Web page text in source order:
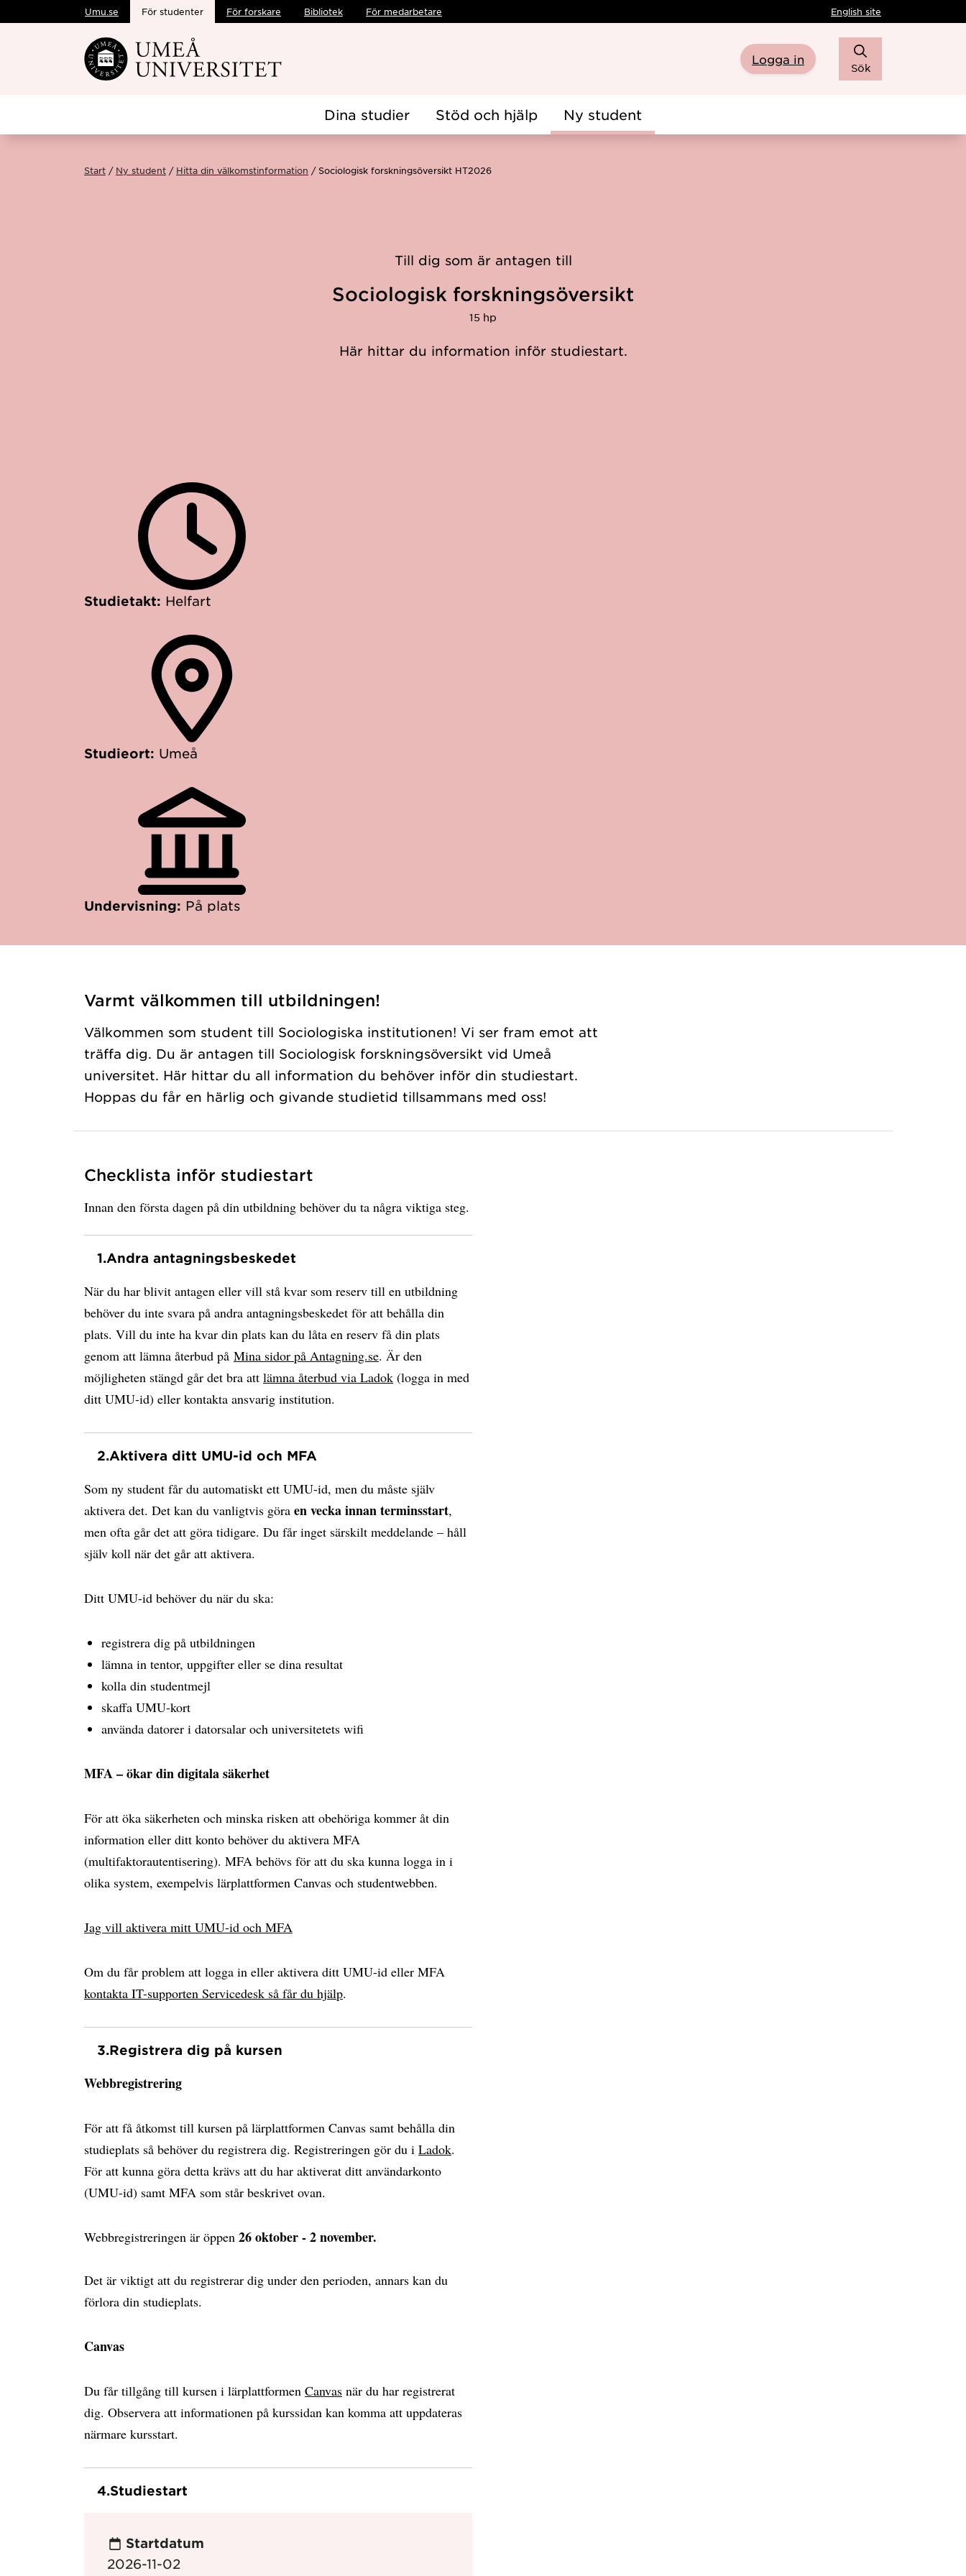
Hoppa direkt till innehållet
Umu.se För studenter För forskare Bibliotek För medarbetare English site
Logga in
Sök
Dina studier Stöd och hjälp Ny student
Start Ny student Hitta din välkomstinformation Sociologisk forskningsöversikt HT2026
Till dig som är antagen till
Sociologisk forskningsöversikt
15 hp
Här hittar du information inför studiestart.
Studietakt: Helfart
Studieort: Umeå
Undervisning: På plats
Varmt välkommen till utbildningen!
Välkommen som student till Sociologiska institutionen! Vi ser fram emot att
träffa dig. Du är antagen till Sociologisk forskningsöversikt vid Umeå
universitet. Här hittar du all information du behöver inför din studiestart.
Hoppas du får en härlig och givande studietid tillsammans med oss!
Checklista inför studiestart
Innan den första dagen på din utbildning behöver du ta några viktiga steg.
1.Andra antagningsbeskedet
När du har blivit antagen eller vill stå kvar som reserv till en utbildning
behöver du inte svara på andra antagningsbeskedet för att behålla din
plats. Vill du inte ha kvar din plats kan du låta en reserv få din plats
genom att lämna återbud på Mina sidor på Antagning.se. Är den
möjligheten stängd går det bra att lämna återbud via Ladok (logga in med
ditt UMU-id) eller kontakta ansvarig institution.
2.Aktivera ditt UMU-id och MFA
Som ny student får du automatiskt ett UMU-id, men du måste själv
aktivera det. Det kan du vanligtvis göra en vecka innan terminsstart,
men ofta går det att göra tidigare. Du får inget särskilt meddelande – håll
själv koll när det går att aktivera.
Ditt UMU-id behöver du när du ska:
registrera dig på utbildningen
lämna in tentor, uppgifter eller se dina resultat
kolla din studentmejl
skaffa UMU-kort
använda datorer i datorsalar och universitetets wifi
MFA – ökar din digitala säkerhet
För att öka säkerheten och minska risken att obehöriga kommer åt din
information eller ditt konto behöver du aktivera MFA
(multifaktorautentisering). MFA behövs för att du ska kunna logga in i
olika system, exempelvis lärplattformen Canvas och studentwebben.
Jag vill aktivera mitt UMU-id och MFA
Om du får problem att logga in eller aktivera ditt UMU-id eller MFA
kontakta IT-supporten Servicedesk så får du hjälp.
3.Registrera dig på kursen
Webbregistrering
För att få åtkomst till kursen på lärplattformen Canvas samt behålla din
studieplats så behöver du registrera dig. Registreringen gör du i Ladok.
För att kunna göra detta krävs att du har aktiverat ditt användarkonto
(UMU-id) samt MFA som står beskrivet ovan.
Webbregistreringen är öppen 26 oktober - 2 november.
Det är viktigt att du registrerar dig under den perioden, annars kan du
förlora din studieplats.
Canvas
Du får tillgång till kursen i lärplattformen Canvas när du har registrerat
dig. Observera att informationen på kurssidan kan komma att uppdateras
närmare kursstart.
4.Studiestart
Startdatum
2026-11-02